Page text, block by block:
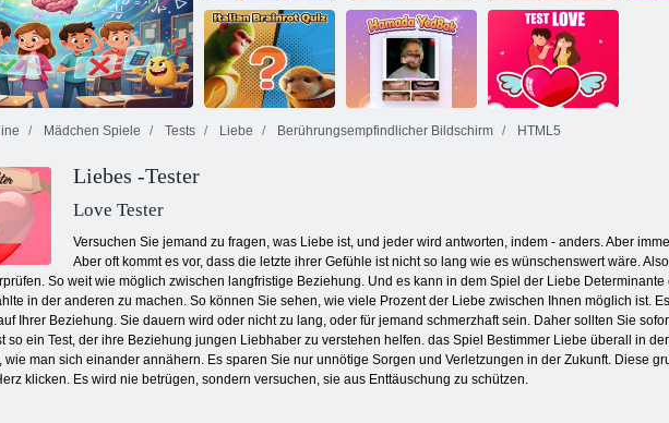
dem Paar Slide-Puzzle
5-8
Ratet mal, was
in der Black Box
ist?
Mittelerde-Quiz Hogwarts-Quiz
Mädchen Spiele Tests Liebe Berührungsempfindlicher Bildschirm HTML5
Liebes -Tester
Love Tester
Versuchen Sie jemand zu fragen, was Liebe ist, und jeder wird antworten, indem - anders. Aber
Aber oft kommt es vor, dass die letzte ihrer Gefühle ist nicht so lang wie es wünschenswert wäre.
So weit wie möglich zwischen langfristige Beziehung. Und es kann in dem Spiel der Liebe
in der anderen zu machen. So können Sie sehen, wie viele Prozent der Liebe zwischen Ihnen möglich ist.
Ihrer Beziehung. Sie dauern wird oder nicht zu lang, oder für jemand schmerzhaft sein. Daher sollten Sie
so ein Test, der ihre Beziehung jungen Liebhaber zu verstehen helfen. das Spiel Bestimmer Liebe überall in
wie man sich einander annähern. Es sparen Sie nur unnötige Sorgen und Verletzungen in der Zukunft. Diese
klicken. Es wird nie betrügen, sondern versuchen, sie aus Enttäuschung zu schützen.